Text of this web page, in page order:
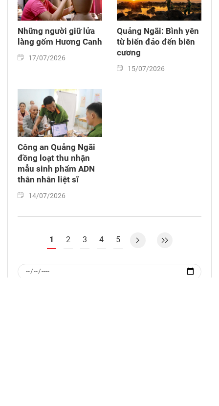
Những người giữ lửa
làng gốm Hương Canh
17/07/2026
Quảng Ngãi: Bình yên
từ biển đảo đến biên
cương
15/07/2026
Công an Quảng Ngãi
đồng loạt thu nhận
mẫu sinh phẩm ADN
thân nhân liệt sĩ
14/07/2026
1 2 3 4 5